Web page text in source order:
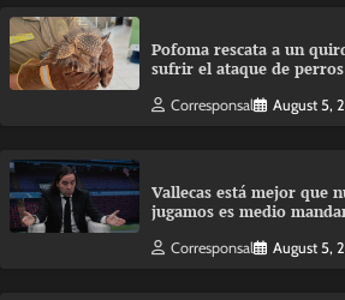
Pofoma rescata a un
sufrir el ataque de perros
Corresponsal August 5,
Vallecas está mejor que
jugamos es medio
Corresponsal August 5,